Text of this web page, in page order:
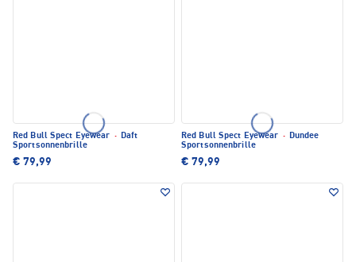
Red Bull Spect Eyewear · Daft
Sportsonnenbrille
€ 79,99
Red Bull Spect Eyewear · Dundee
Sportsonnenbrille
€ 79,99